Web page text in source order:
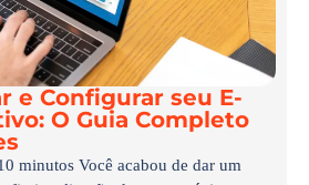
e Configurar seu E-
O Guia Completo
minutos Você acabou de dar um